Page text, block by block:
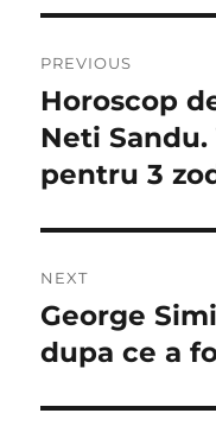
în
articole
PREVIOUS
Previous
post:
Horoscop
Neti
pentru 3
NEXT
Next
post:
George
dupa ce a